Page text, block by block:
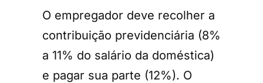
O empregador deve recolher a
contribuição previdenciária (8%
a 11% do salário da doméstica)
e pagar sua parte (12%). O